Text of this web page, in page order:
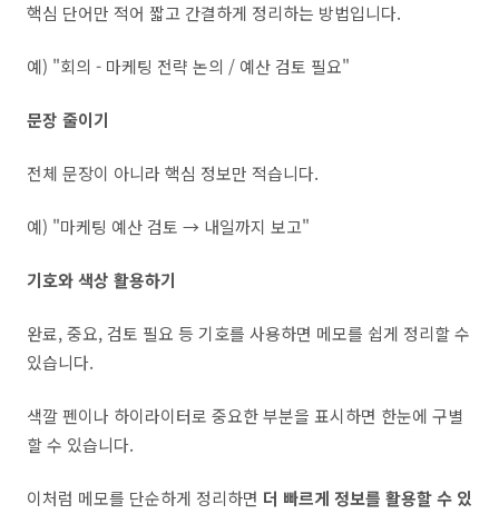
핵심 단어만 적어 짧고 간결하게 정리하는 방법입니다.
예) "회의 - 마케팅 전략 논의 / 예산 검토 필요"
문장 줄이기
전체 문장이 아니라 핵심 정보만 적습니다.
예) "마케팅 예산 검토 → 내일까지 보고"
기호와 색상 활용하기
완료, 중요, 검토 필요 등 기호를 사용하면 메모를 쉽게 정리할 수
있습니다.
색깔 펜이나 하이라이터로 중요한 부분을 표시하면 한눈에 구별
할 수 있습니다.
이처럼 메모를 단순하게 정리하면 더 빠르게 정보를 활용할 수 있